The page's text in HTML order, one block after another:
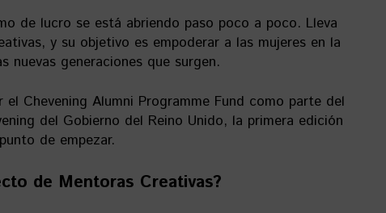
de lucro se está abriendo paso poco a poco. Lleva
y su objetivo es empoderar a las mujeres en la
nuevas generaciones que surgen.
Chevening Alumni Programme Fund como parte del
del Gobierno del Reino Unido, la primera edición
de empezar.
de Mentoras Creativas?